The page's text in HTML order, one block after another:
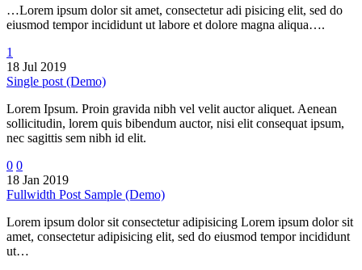
…Lorem ipsum dolor sit amet, consectetur adi pisicing elit, sed do
eiusmod tempor incididunt ut labore et dolore magna aliqua….
1
18 Jul 2019
Single post (Demo)
Lorem Ipsum. Proin gravida nibh vel velit auctor aliquet. Aenean
sollicitudin, lorem quis bibendum auctor, nisi elit consequat ipsum,
nec sagittis sem nibh id elit.
0 0
18 Jan 2019
Fullwidth Post Sample (Demo)
Lorem ipsum dolor sit consectetur adipisicing Lorem ipsum dolor sit
amet, consectetur adipisicing elit, sed do eiusmod tempor incididunt
ut…